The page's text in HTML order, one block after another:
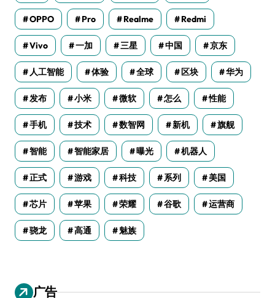
OPPO Pro Realme Redmi
Vivo 一加 三星 中国 京东
人工智能 体验 全球 区块 华为
发布 小米 微软 怎么 性能
手机 技术 数智网 新机 旗舰
智能 智能家居 曝光 机器人
正式 游戏 科技 系列 美国
芯片 苹果 荣耀 谷歌 运营商
骁龙 高通 魅族
广告